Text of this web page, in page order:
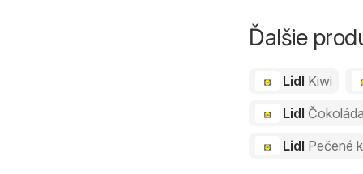
Ďalšie
Lidl Kiwi
Lidl
Lidl Pečené